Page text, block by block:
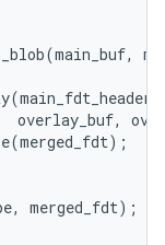
(main_buf,
(main_fdt_header
,
(merged_fdt);
, merged_fdt);